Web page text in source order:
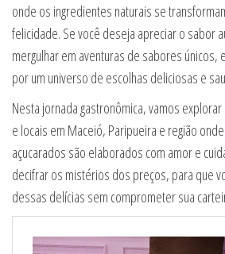
onde os ingredientes naturais se
felicidade. Se você deseja apreciar o sabor
mergulhar em aventuras de sabores únicos,
por um universo de escolhas deliciosas e
Nesta jornada gastronômica, vamos
e locais em Maceió, Paripueira e região
açucarados são elaborados com amor e
decifrar os mistérios dos preços, para que
dessas delícias sem comprometer sua